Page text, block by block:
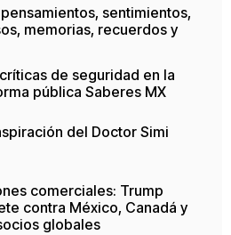
sentimientos,
memorias, recuerdos y
de seguridad en la
pública Saberes MX
del Doctor Simi
comerciales: Trump
contra México, Canadá y
globales